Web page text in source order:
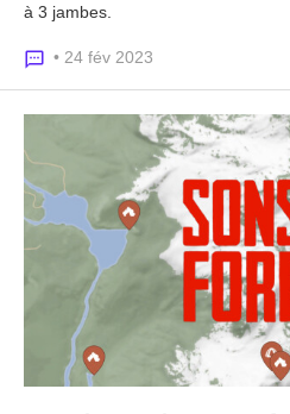
à 3 jambes.
• 24 fév 2023